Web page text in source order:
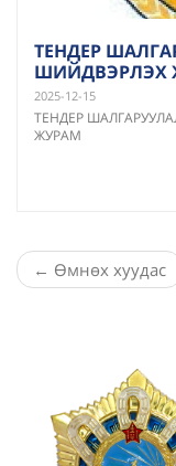
ТЕНДЕР
ШИЙДВЭРЛЭХ
2025-12-15
ТЕНДЕР
ЖУРАМ
← Өмнөх хуудас